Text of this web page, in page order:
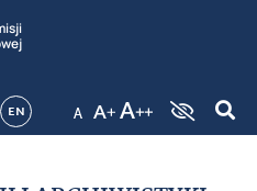
EN